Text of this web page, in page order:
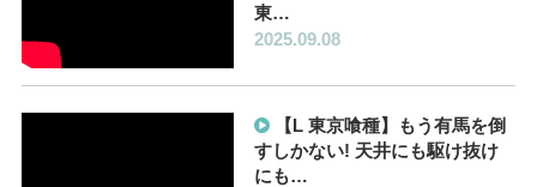
東…
2025.09.08
【L 東京喰種】もう有馬を倒
すしかない! 天井にも駆け抜け
にも…